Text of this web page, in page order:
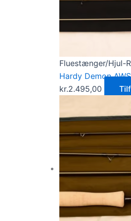
Fluestænger/Hjul-
Hardy Demon
kr.2.495,00